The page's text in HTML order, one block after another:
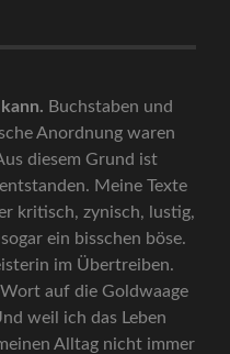
Buchstaben und
Anordnung waren
diesem Grund ist
Meine Texte
kritisch, zynisch, lustig,
ein bisschen böse.
im Übertreiben.
auf die Goldwaage
weil ich das Leben
Alltag nicht immer